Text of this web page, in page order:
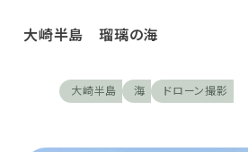
大崎半島 瑠璃の海
大崎半島 海 ドローン撮影